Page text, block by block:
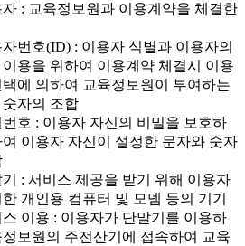
: 교육정보원과 이용계약을 체결한
번호(ID) : 이용자 식별과 이용자의
용을 위하여 이용계약 체결시 이용
택에 의하여 교육정보원이 부여하는
숫자의 조합
호 : 이용자 자신의 비밀을 보호하
여 이용자 자신이 설정한 문자와 숫자
: 서비스 제공을 받기 위해 이용자
개인용 컴퓨터 및 모뎀 등의 기기
이용 : 이용자가 단말기를 이용하
정보원의 주전산기에 접속하여 교육